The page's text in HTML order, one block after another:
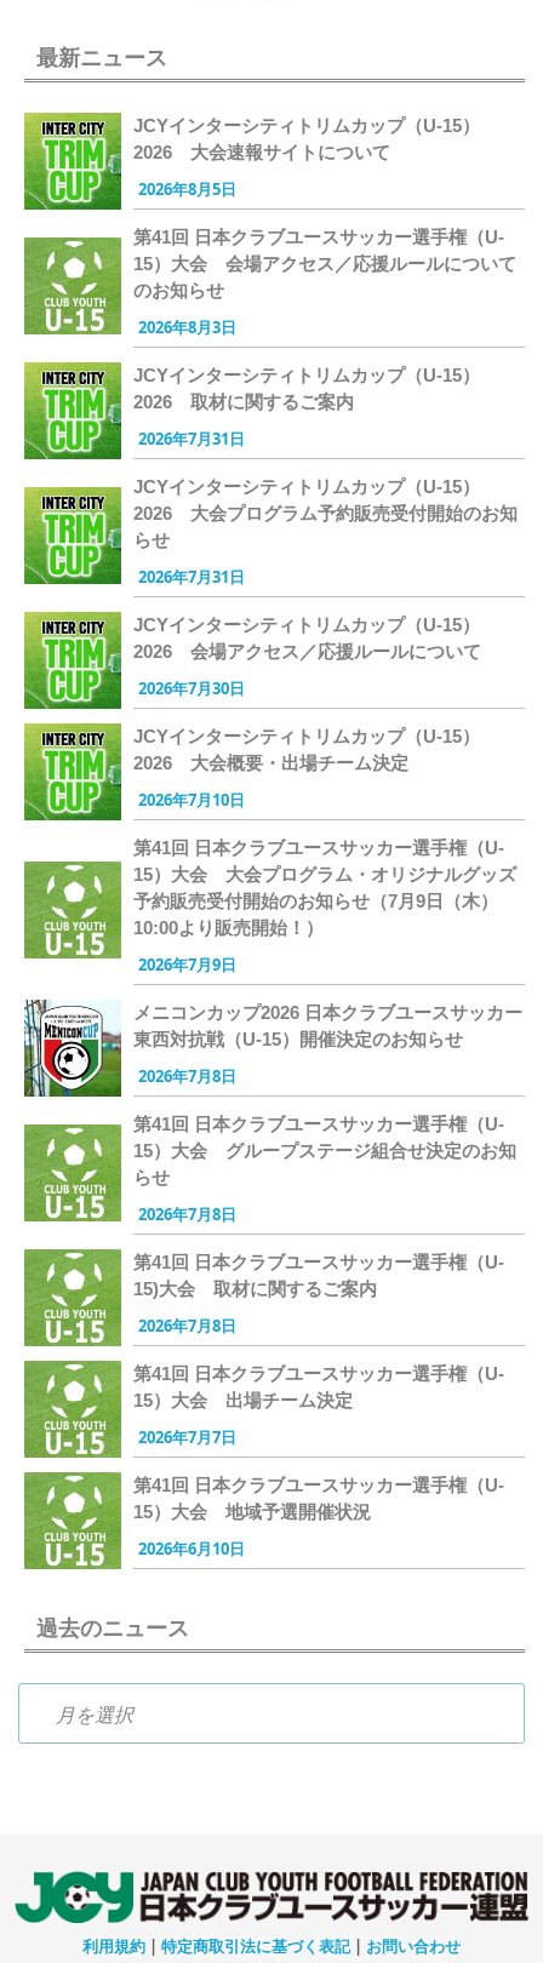
最新ニュース
JCYインターシティトリムカップ（U-15）
2026 大会速報サイトについて
2026年8月5日
第41回 日本クラブユースサッカー選手権（U-
15）大会 会場アクセス／応援ルールについて
のお知らせ
2026年8月3日
JCYインターシティトリムカップ（U-15）
2026 取材に関するご案内
2026年7月31日
JCYインターシティトリムカップ（U-15）
2026 大会プログラム予約販売受付開始のお知
らせ
2026年7月31日
JCYインターシティトリムカップ（U-15）
2026 会場アクセス／応援ルールについて
2026年7月30日
JCYインターシティトリムカップ（U-15）
2026 大会概要・出場チーム決定
2026年7月10日
第41回 日本クラブユースサッカー選手権（U-
15）大会 大会プログラム・オリジナルグッズ
予約販売受付開始のお知らせ（7月9日（木）
10:00より販売開始！）
2026年7月9日
メニコンカップ2026 日本クラブユースサッカー
東西対抗戦（U-15）開催決定のお知らせ
2026年7月8日
第41回 日本クラブユースサッカー選手権（U-
15）大会 グループステージ組合せ決定のお知
らせ
2026年7月8日
第41回 日本クラブユースサッカー選手権（U-
15)大会 取材に関するご案内
2026年7月8日
第41回 日本クラブユースサッカー選手権（U-
15）大会 出場チーム決定
2026年7月7日
第41回 日本クラブユースサッカー選手権（U-
15）大会 地域予選開催状況
2026年6月10日
過去のニュース
利用規約 | 特定商取引法に基づく表記| お問い合わせ